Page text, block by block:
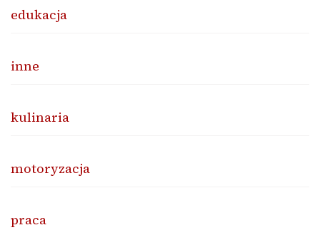
edukacja
inne
kulinaria
motoryzacja
praca